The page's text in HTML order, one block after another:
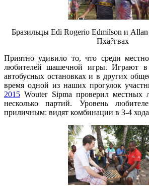
Бразильцы Edi Rogerio Edmilson и
Пха?гвах
Приятно удивило то, что среди
любителей шашечной игры. Играют
автобусных остановках и в других
время одной из наших прогулок
2015 Wouter Sipma проверил местных
несколько партий. Уровень
приличным: видят комбинации в 3-4